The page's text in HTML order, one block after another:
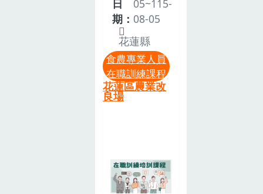
共計70 人。
(因場地限制，
報名額滿為止)
八、課程內
容：1.本次培
訓課程旨在培
全程參與課
程，並於結訓
單位保有決定
錄取學員名單
之權利。報名
截止後，主辦
單位將於115
年7月31日 (星
3小時在職訓
練時數證明，
年內完成「在
職培訓」課
程，以延續食
農教育專業人
員資格。本次
在職培訓課程
同領域的專業
知能及實務操
日
期：
05~115-
08-05
花蓮縣
食農專業人員
在職訓練課程
花蓮區農業改
良場